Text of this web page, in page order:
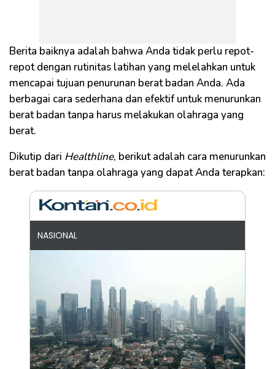
Berita baiknya adalah bahwa Anda tidak perlu repot-
repot dengan rutinitas latihan yang melelahkan untuk
mencapai tujuan penurunan berat badan Anda. Ada
berbagai cara sederhana dan efektif untuk menurunkan
berat badan tanpa harus melakukan olahraga yang
berat.
Dikutip dari Healthline, berikut adalah cara menurunkan
berat badan tanpa olahraga yang dapat Anda terapkan:
NASIONAL